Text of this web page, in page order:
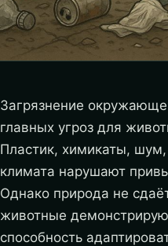
Загрязнение
главных угроз для
Пластик, химикаты,
климата нарушают
Однако природа не
животные
способность